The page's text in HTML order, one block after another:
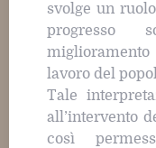
svolge un
progresso
lavoro del
Tale
all’intervento
così